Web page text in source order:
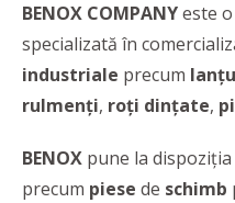
BENOX COMPANYeste
specializată în
industriale precum
rulmenţi, roţi dinţate,
BENOX pune la
precum piese de schimb